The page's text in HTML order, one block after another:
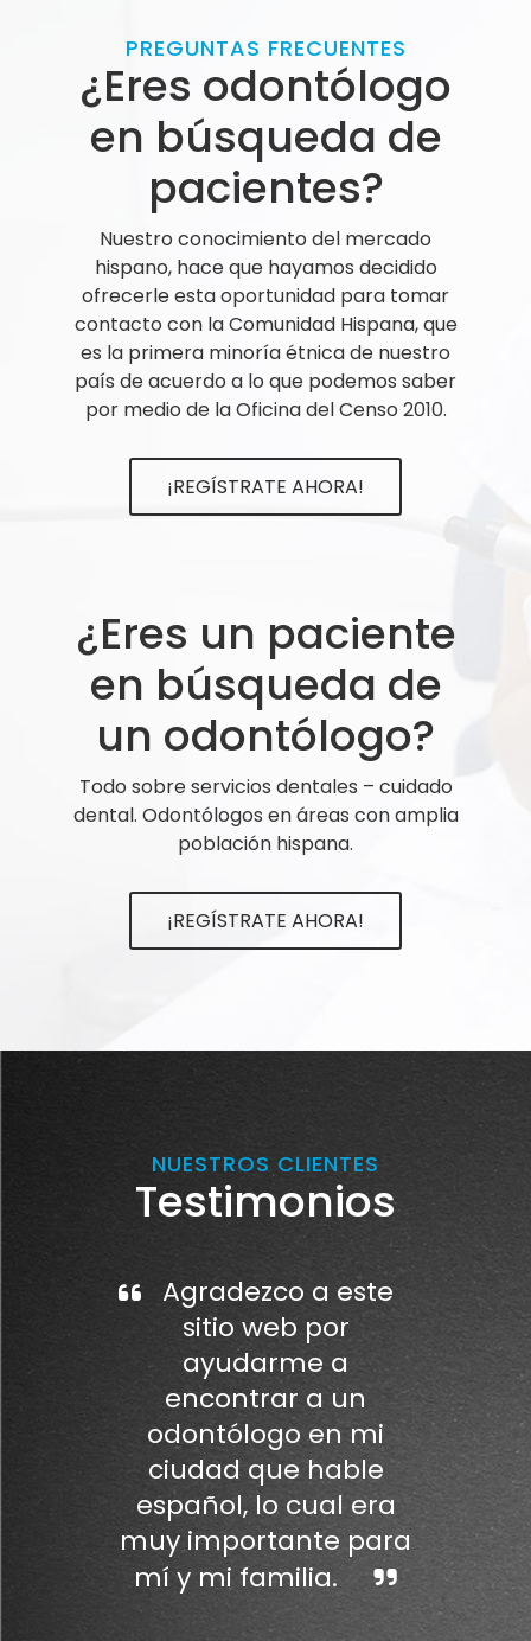
PREGUNTAS FRECUENTES
¿Eres odontólogo
en búsqueda de
pacientes?
Nuestro conocimiento del mercado
hispano, hace que hayamos decidido
ofrecerle esta oportunidad para tomar
contacto con la Comunidad Hispana, que
es la primera minoría étnica de nuestro
país de acuerdo a lo que podemos saber
por medio de la Oficina del Censo 2010.
¡REGÍSTRATE AHORA!
¿Eres un paciente
en búsqueda de
un odontólogo?
Todo sobre servicios dentales – cuidado
dental. Odontólogos en áreas con amplia
población hispana.
¡REGÍSTRATE AHORA!
NUESTROS CLIENTES
Testimonios
Agradezco a este
sitio web por
ayudarme a
encontrar a un
odontólogo en mi
ciudad que hable
español, lo cual era
muy importante para
mí y mi familia.